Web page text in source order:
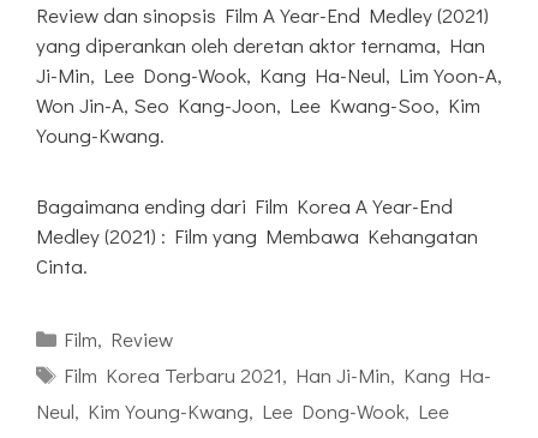
Review dan sinopsis Film A Year-End Medley (2021)
yang diperankan oleh deretan aktor ternama, Han
Ji-Min, Lee Dong-Wook, Kang Ha-Neul, Lim Yoon-A,
Won Jin-A, Seo Kang-Joon, Lee Kwang-Soo, Kim
Young-Kwang.
Bagaimana ending dari Film Korea A Year-End
Medley (2021) : Film yang Membawa Kehangatan
Cinta.
Kategori
Film, Review
Tag
Film Korea Terbaru 2021, Han Ji-Min, Kang Ha-
Neul, Kim Young-Kwang, Lee Dong-Wook, Lee